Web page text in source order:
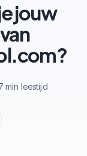
jouw
min leestijd